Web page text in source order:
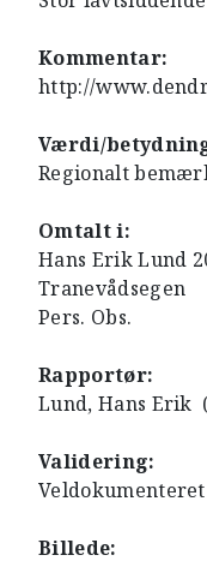
Kommentar:
http://
Værdi/
Regionalt
Omtalt i:
Hans Erik Lund
Tranevådsegen
Pers. Obs.
Rapportør:
Lund, Hans Erik
Validering:
Billede: